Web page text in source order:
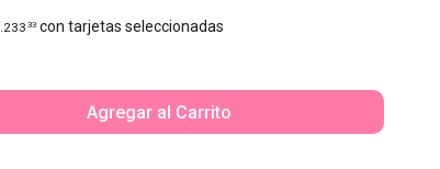
33 con tarjetas seleccionadas
Agregar al Carrito